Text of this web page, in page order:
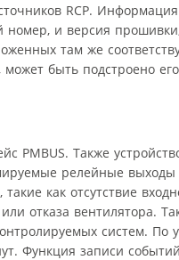
RCP.
номер, и версия
там же
быть подстроено
PMBUS. Также
релейные
как отсутствие
отказа вентилятора.
систем.
Функция записи